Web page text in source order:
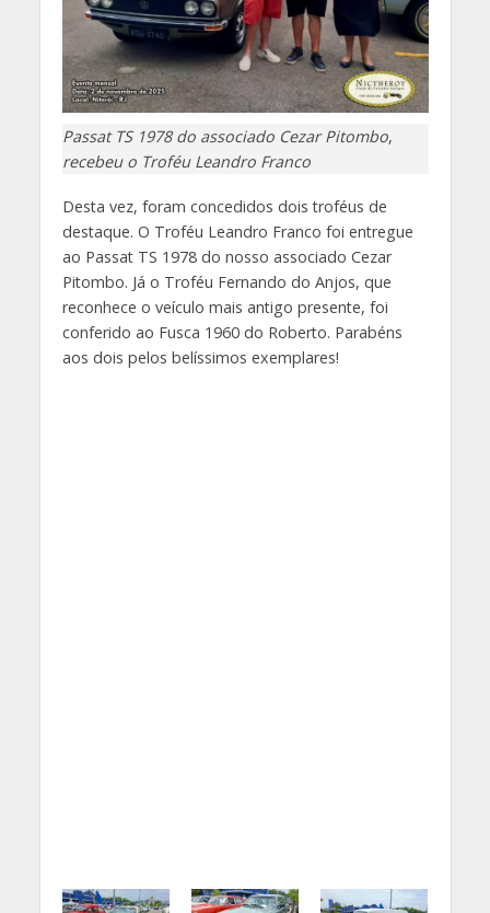
Passat TS 1978 do associado Cezar Pitombo,
recebeu o Troféu Leandro Franco
Desta vez, foram concedidos dois troféus de
destaque. O Troféu Leandro Franco foi entregue
ao Passat TS 1978 do nosso associado Cezar
Pitombo. Já o Troféu Fernando do Anjos, que
reconhece o veículo mais antigo presente, foi
conferido ao Fusca 1960 do Roberto. Parabéns
aos dois pelos belíssimos exemplares!